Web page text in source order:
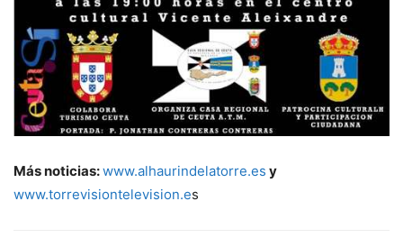
Más noticias:www.alhaurindelatorre.es y
www.torrevisiontelevision.es